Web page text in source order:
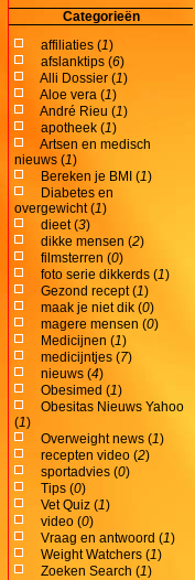
Categorieën
affiliaties (1)
afslanktips (6)
Alli Dossier (1)
Aloe vera (1)
André Rieu (1)
apotheek (1)
Artsen en medisch
nieuws (1)
Bereken je BMI (1)
Diabetes en
overgewicht (1)
dieet (3)
dikke mensen (2)
filmsterren (0)
foto serie dikkerds (1)
Gezond recept (1)
maak je niet dik (0)
magere mensen (0)
Medicijnen (1)
medicijntjes (7)
nieuws (4)
Obesimed (1)
Obesitas Nieuws Yahoo
(1)
Overweight news (1)
recepten video (2)
sportadvies (0)
Tips (0)
Vet Quiz (1)
video (0)
Vraag en antwoord (1)
Weight Watchers (1)
Zoeken Search (1)